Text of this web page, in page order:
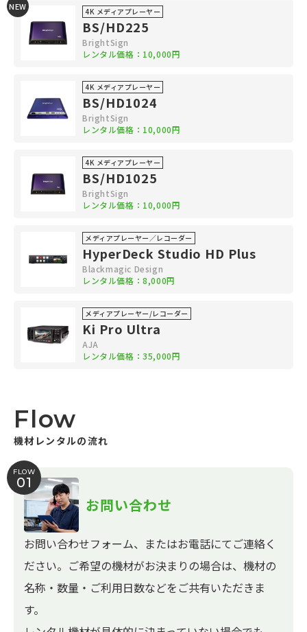
NEW 4K メディアプレーヤー
BS/HD225
BrightSign
レンタル価格：10,000円
4K メディアプレーヤー
BS/HD1024
BrightSign
レンタル価格：10,000円
4K メディアプレーヤー
BS/HD1025
BrightSign
レンタル価格：10,000円
メディアプレーヤー／レコーダー
HyperDeck Studio HD Plus
Blackmagic Design
レンタル価格：8,000円
メディアプレーヤー/レコーダー
Ki Pro Ultra
AJA
レンタル価格：35,000円
Flow
機材レンタルの流れ
FLOW
01
お問い合わせ
お問い合わせフォーム、またはお電話にてご連絡く
ださい。ご希望の機材がお決まりの場合は、機材の
名称・数量・ご利用日数などをご共有いただきま
す。